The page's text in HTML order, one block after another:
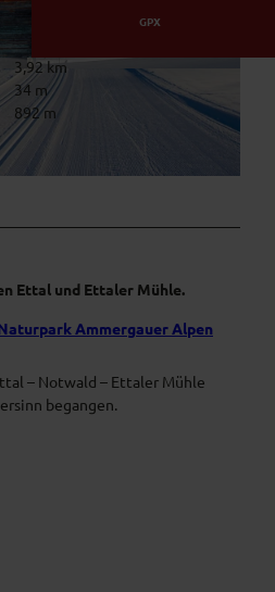
AMMERGAUER ALPEN GMBH
© Thorsten Unseld, Anton Brey
GPX
3,92 km
34 m
892 m
Ettal und Ettaler Mühle.
Ammergauer Alpen
– Notwald – Ettaler Mühle
begangen.